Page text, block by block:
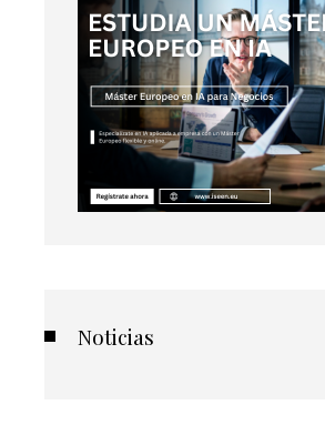
Noticias